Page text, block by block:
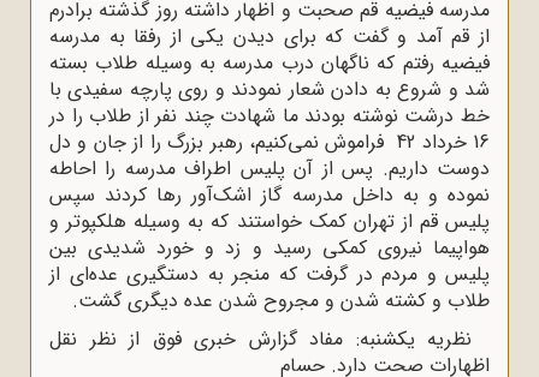
فیضیه قم صحبت و اظهار داشته روز گذشته برادرم
قم آمد و گفت که براى دیدن یکى از رفقا به مدرسه
رفتم که ناگهان درب مدرسه به وسیله طلاب بسته
و شروع به دادن شعار نمودند و روى پارچه سفیدى با
درشت نوشته بودند ما شهادت چند نفر از طلاب را در
16 خرداد 42 فراموش نمى‌کنیم، رهبر بزرگ را از جان و دل
داریم. پس از آن پلیس اطراف مدرسه را احاطه
و به داخل مدرسه گاز اشک‌آور رها کردند سپس
قم از تهران کمک خواستند که به وسیله هلکپوتر و
نیروى کمکى رسید و زد و خورد شدیدى بین
و مردم در گرفت که منجر به دستگیرى عده‌اى از
و کشته ‌شدن و مجروح شدن عده دیگرى گشت.
نظریه یکشنبه: مفاد گزارش خبرى فوق از نظر نقل
صحت دارد. حسام